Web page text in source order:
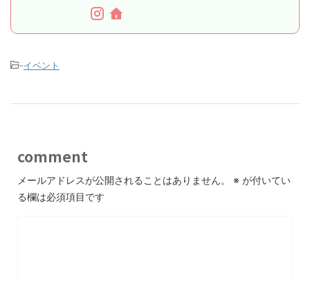
-イベント
comment
メールアドレスが公開されることはありません。 ※ が付いてい
る欄は必須項目です